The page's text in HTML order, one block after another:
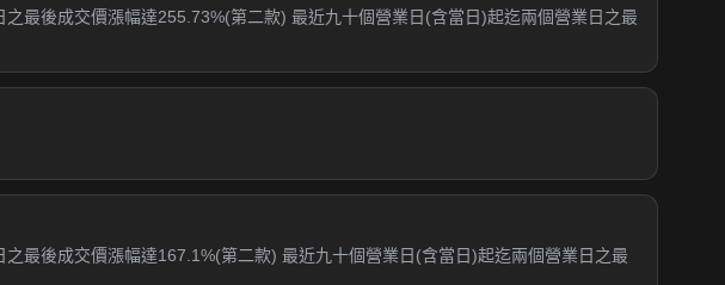
最後成交價漲幅達255.73%(第二款) 最近九十個營業日(含當日)起迄兩個營業日之最
最後成交價漲幅達167.1%(第二款) 最近九十個營業日(含當日)起迄兩個營業日之最